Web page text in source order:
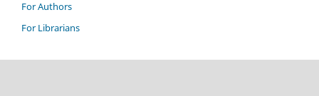
For Authors
For Librarians